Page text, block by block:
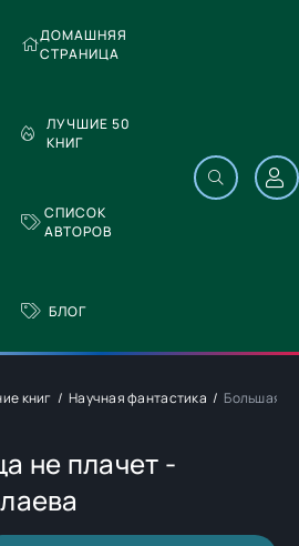
ДОМАШНЯЯ
СТРАНИЦА
ЛУЧШИЕ 50
КНИГ
СПИСОК
АВТОРОВ
БЛОГ
книг Научная фантастика Большая
не плачет -